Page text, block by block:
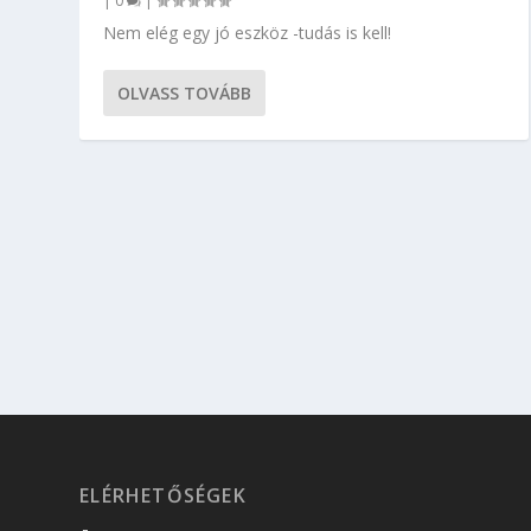
Nem elég egy jó eszköz -tudás is kell!
OLVASS TOVÁBB
ELÉRHETŐSÉGEK